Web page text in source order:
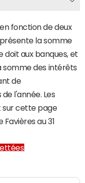
fonction de deux
la somme
doit aux banques, et
somme des intérêts
de
l'année. Les
sur cette page
au 31